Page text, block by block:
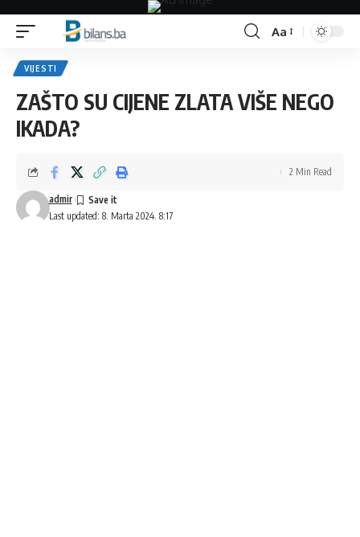
Font
Aa
VIJESTI
ZAŠTO SU CIJENE ZLATA VIŠE NEGO
IKADA?
Last updated: 8. Marta 2024. 8:17
admir
2 Min Read